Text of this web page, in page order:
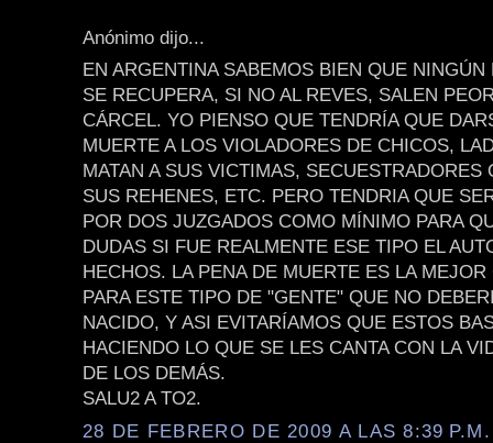
Anónimo dijo...
EN ARGENTINA SABEMOS BIEN QUE NINGÚN
SE RECUPERA, SI NO AL REVES, SALEN
CÁRCEL. YO PIENSO QUE TENDRÍA QUE
MUERTE A LOS VIOLADORES DE CHICOS,
MATAN A SUS VICTIMAS, SECUESTRADORES
SUS REHENES, ETC. PERO TENDRIA QUE
POR DOS JUZGADOS COMO MÍNIMO PARA
DUDAS SI FUE REALMENTE ESE TIPO EL
HECHOS. LA PENA DE MUERTE ES LA MEJOR
PARA ESTE TIPO DE "GENTE" QUE NO
NACIDO, Y ASI EVITARÍAMOS QUE ESTOS
HACIENDO LO QUE SE LES CANTA CON LA
DE LOS DEMÁS.
SALU2 A TO2.
28 DE FEBRERO DE 2009 A LAS 8:39 P.M.